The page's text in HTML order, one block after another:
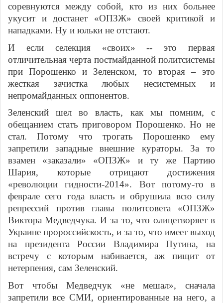
соревнуются между собой, кто из них больнее
укусит и достанет «ОПЗЖ» своей критикой и
нападками. Ну и юльки не отстают.
И если селекция «своих» -- это первая
отличительная черта постмайданной политсистемы
при Порошенко и Зеленском, то вторая – это
жесткая зачистка любых несистемных и
непромайданных оппонентов.
Зеленский шел во власть, как мы помним, с
обещанием стать приговором Порошенко. Но не
стал. Потому что трогать Порошенко ему
запретили западные внешние кураторы. За то
взамен «заказали» «ОПЗЖ» и ту же Партию
Шария, которые отрицают достижения
«революции гидности-2014». Вот потому-то в
феврале сего года власть и обрушила всю силу
репрессий против главы политсовета «ОПЗЖ»
Виктора Медведчука. И за то, что олицетворяет в
Украине пророссийскость, и за то, что имеет выход
на президента России Владимира Путина, на
встречу с которым набивается, аж пищит от
нетерпения, сам Зеленский.
Вот чтобы Медведчук «не мешал», сначала
запретили все СМИ, ориентированные на него, а